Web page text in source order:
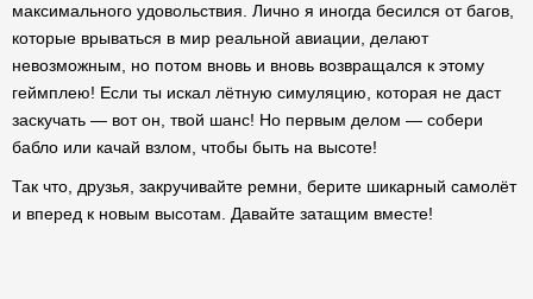
максимального удовольствия. Лично я иногда бесился от багов,
которые врываться в мир реальной авиации, делают
невозможным, но потом вновь и вновь возвращался к этому
геймплею! Если ты искал лётную симуляцию, которая не даст
заскучать — вот он, твой шанс! Но первым делом — собери
бабло или качай взлом, чтобы быть на высоте!
Так что, друзья, закручивайте ремни, берите шикарный самолёт
и вперед к новым высотам. Давайте затащим вместе!